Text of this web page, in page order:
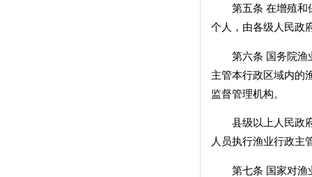
第五条 在增殖和保
个人，由各级人民政
第六条 国务院渔业
主管本行政区域内的
监督管理机构。
县级以上人民政府
人员执行渔业行政主
第七条 国家对渔业